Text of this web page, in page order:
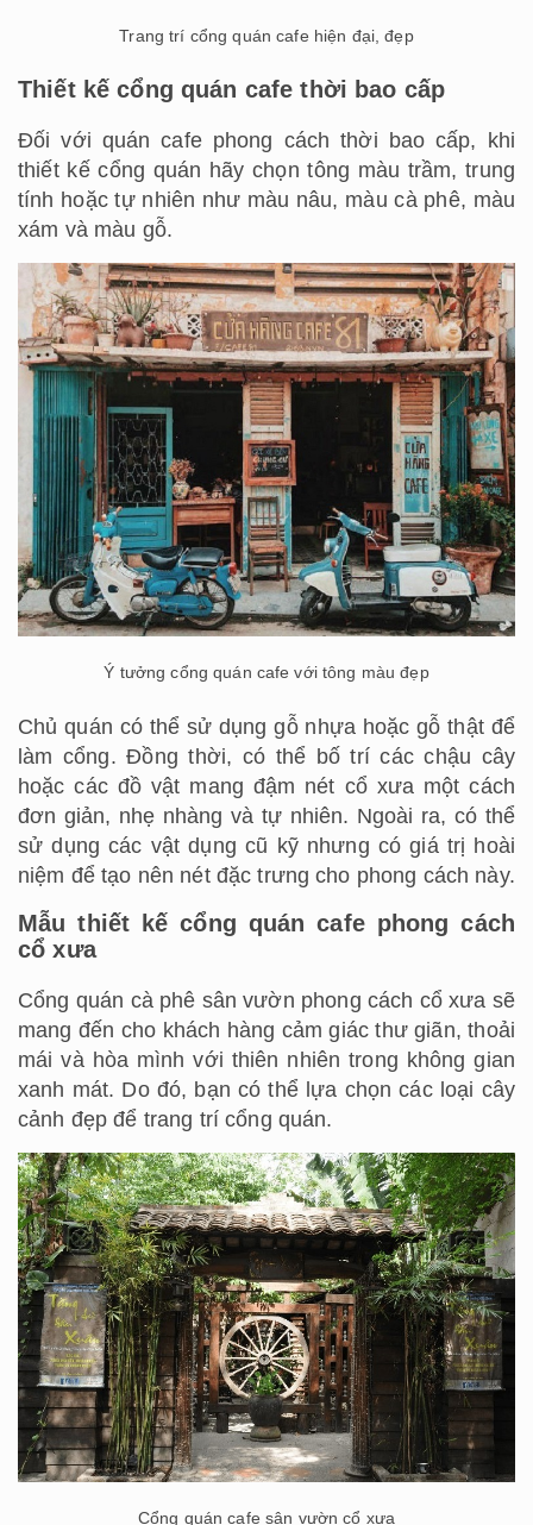
Trang trí cổng quán cafe hiện đại, đẹp
Thiết kế cổng quán cafe thời bao cấp
Đối với quán cafe phong cách thời bao cấp, khi
thiết kế cổng quán hãy chọn tông màu trầm, trung
tính hoặc tự nhiên như màu nâu, màu cà phê, màu
xám và màu gỗ.
Ý tưởng cổng quán cafe với tông màu đẹp
Chủ quán có thể sử dụng gỗ nhựa hoặc gỗ thật để
làm cổng. Đồng thời, có thể bố trí các chậu cây
hoặc các đồ vật mang đậm nét cổ xưa một cách
đơn giản, nhẹ nhàng và tự nhiên. Ngoài ra, có thể
sử dụng các vật dụng cũ kỹ nhưng có giá trị hoài
niệm để tạo nên nét đặc trưng cho phong cách này.
Mẫu thiết kế cổng quán cafe phong cách
cổ xưa
Cổng quán cà phê sân vườn phong cách cổ xưa sẽ
mang đến cho khách hàng cảm giác thư giãn, thoải
mái và hòa mình với thiên nhiên trong không gian
xanh mát. Do đó, bạn có thể lựa chọn các loại cây
cảnh đẹp để trang trí cổng quán.
Cổng quán cafe sân vườn cổ xưa